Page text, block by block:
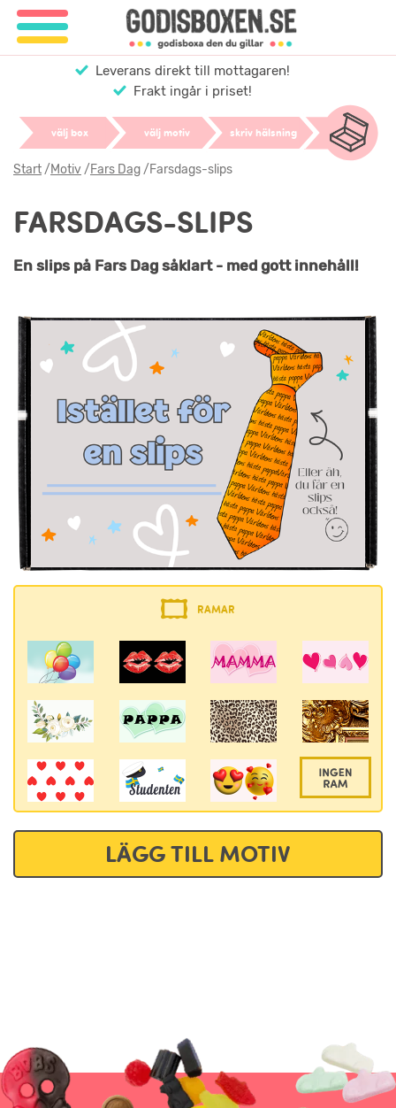
Leverans direkt till mottagaren!
Frakt ingår i priset!
välj box välj motiv skriv hälsning
Start/Motiv/Fars Dag/Farsdags-slips
FARSDAGS-SLIPS
En slips på Fars Dag såklart - med gott innehåll!
RAMAR
LÄGG TILL MOTIV